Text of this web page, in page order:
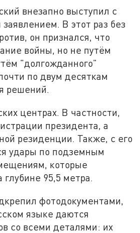
внезапно выступил с
В этот раз без
он признался, что
войны, но не путём
"долгожданного"
по двум десяткам
решений.
центрах. В частности,
президента, а
резиденции. Также, с его
удары по подземным
которые
глубине 95,5 метра.
фотодокументами,
языке даются
со всеми деталями: их